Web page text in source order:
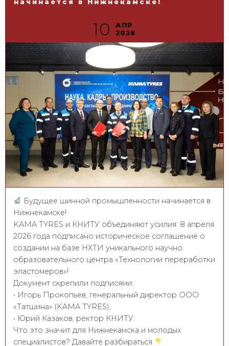
10
АПР
2026
Будущее шинной промышленности начинается в
Нижнекамске!
KAMA TYRES и КНИТУ объединяют усилия: 8 апреля
2026 года подписано историческое соглашение о
создании на базе НХТИ уникального научно
образовательного центра «Технологии переработки
эластомеров»!
Документ скрепили подписями:
• Игорь Прокопьев, генеральный директор ООО
«Татшина» (KAMA TYRES);
• Юрий Казаков, ректор КНИТУ.
Что это значит для Нижнекамска и молодых
специалистов? Давайте разбираться